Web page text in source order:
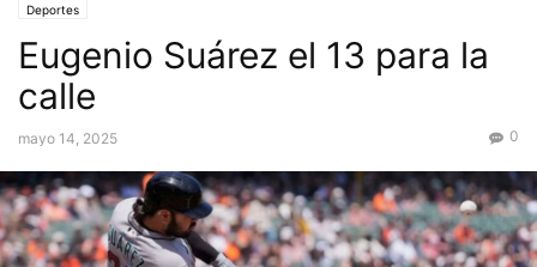
Deportes
Eugenio Suárez el 13 para la
calle
mayo 14, 2025 0